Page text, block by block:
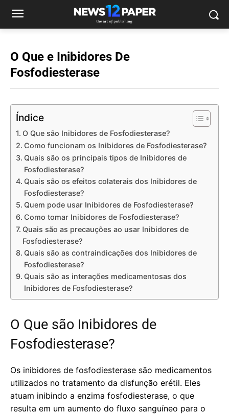
O Que e Inibidores De
Fosfodiesterase
Índice
O Que são Inibidores de Fosfodiesterase?
Como funcionam os Inibidores de Fosfodiesterase?
Quais são os principais tipos de Inibidores de
Fosfodiesterase?
Quais são os efeitos colaterais dos Inibidores de
Fosfodiesterase?
Quem pode usar Inibidores de Fosfodiesterase?
Como tomar Inibidores de Fosfodiesterase?
Quais são as precauções ao usar Inibidores de
Fosfodiesterase?
Quais são as contraindicações dos Inibidores de
Fosfodiesterase?
Quais são as interações medicamentosas dos
Inibidores de Fosfodiesterase?
O Que são Inibidores de
Fosfodiesterase?
Os inibidores de fosfodiesterase são medicamentos
utilizados no tratamento da disfunção erétil. Eles
atuam inibindo a enzima fosfodiesterase, o que
resulta em um aumento do fluxo sanguíneo para o